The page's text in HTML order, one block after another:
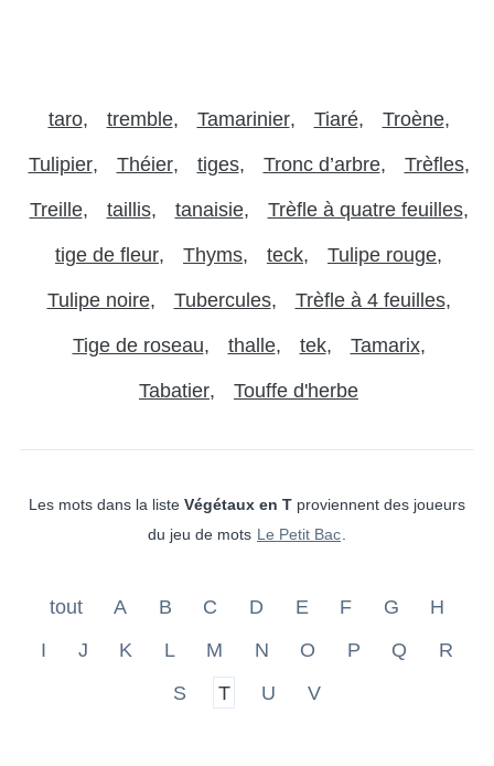
taro tremble Tamarinier Tiaré Troène
Tulipier Théier tiges Tronc d’arbre Trèfles
Treille taillis tanaisie Trèfle à quatre feuilles
tige de fleur Thyms teck Tulipe rouge
Tulipe noire Tubercules Trèfle à 4 feuilles
Tige de roseau thalle tek Tamarix
Tabatier Touffe d'herbe
Les mots dans la liste Végétaux en T proviennent des joueurs
du jeu de mots Le Petit Bac
tout A B C D E F G
H
I
J K L M N O P Q
R
S
T U V